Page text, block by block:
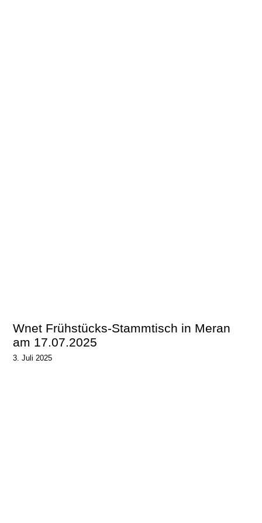
Wnet Frühstücks-Stammtisch in Meran
am 17.07.2025
3. Juli 2025